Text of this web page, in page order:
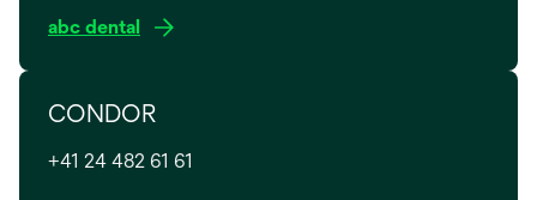
e
e
n
abc dental
d
n
CONDOR
+41 24 482 61 61